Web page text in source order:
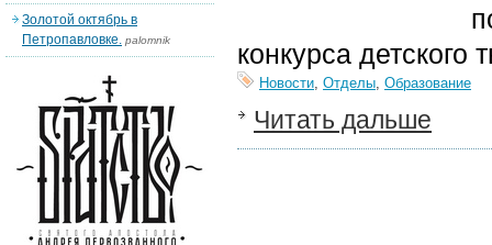
конкурса детского
Новости, Отделы, Образование
Читать дальше
Золотой октябрь в
Петропавловке. palomnik